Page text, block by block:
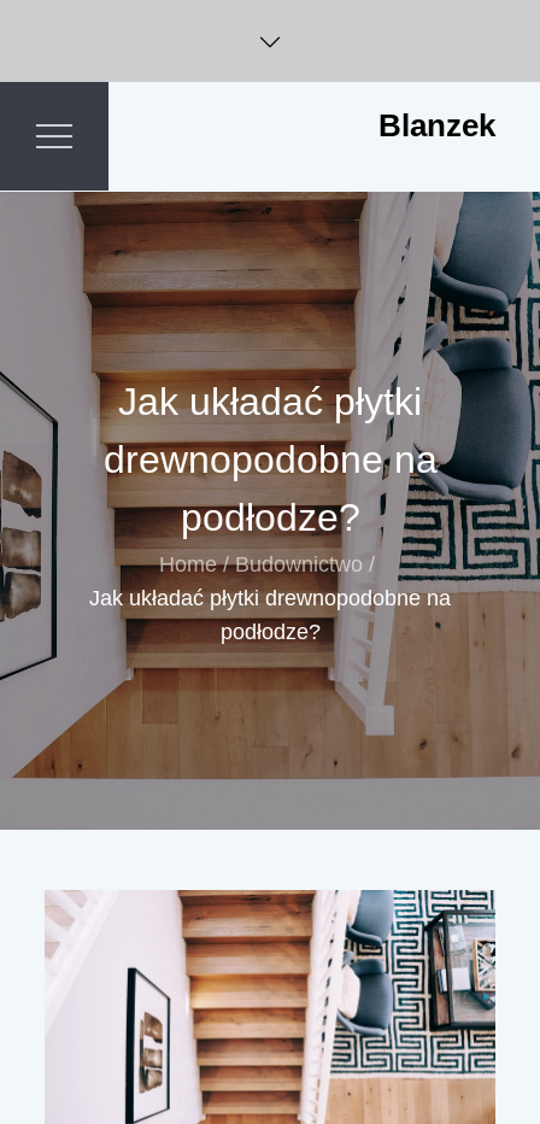
content
Blanzek
Jak układać płytki
drewnopodobne na
podłodze?
Home
Budownictwo
Jak układać płytki drewnopodobne na
podłodze?